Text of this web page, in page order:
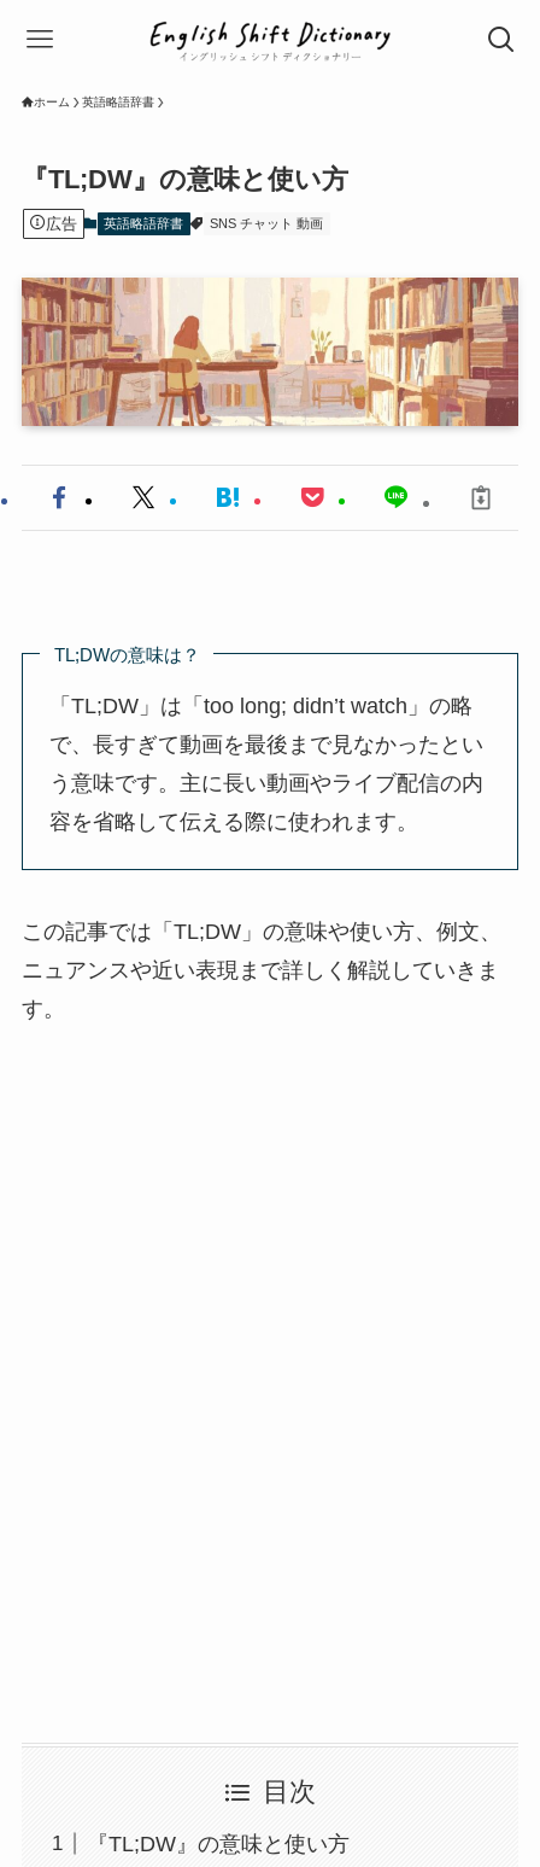
ホーム 英語略語辞書
『TL;DW』の意味と使い方
広告 英語略語辞書 SNS チャット 動画
TL;DWの意味は？
「TL;DW」は「too long; didn’t watch」の略
で、長すぎて動画を最後まで見なかったとい
う意味です。主に長い動画やライブ配信の内
容を省略して伝える際に使われます。
この記事では「TL;DW」の意味や使い方、例文、
ニュアンスや近い表現まで詳しく解説していきま
す。
目次
『TL;DW』の意味と使い方